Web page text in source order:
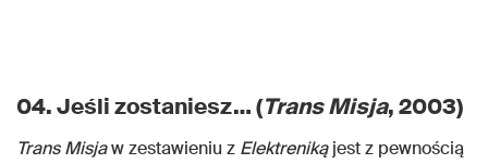
04. Jeśli zostaniesz… (Trans Misja, 2003)
Trans Misjaw zestawieniu z Elektrenikąjest z pewnością